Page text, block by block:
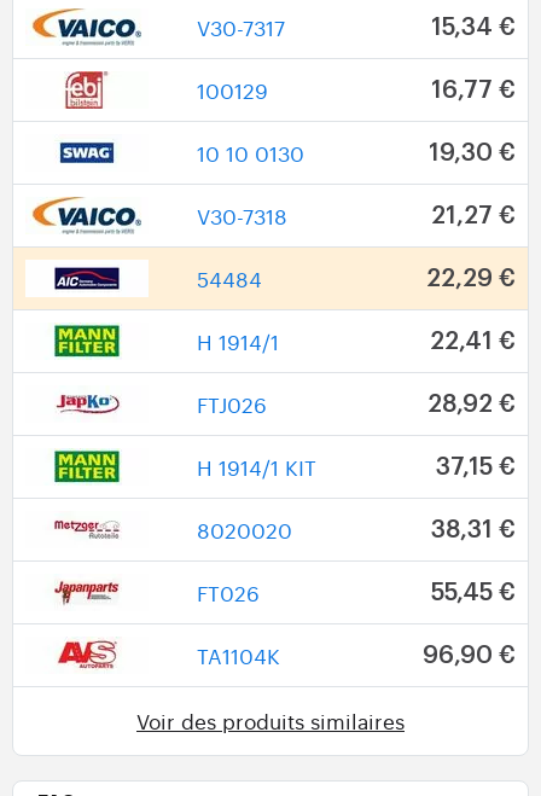
V30-7317 15,34 €
100129 16,77 €
10 10 0130 19,30 €
V30-7318 21,27 €
54484 22,29 €
H 1914/1 22,41 €
FTJ026 28,92 €
H 1914/1 KIT 37,15 €
8020020 38,31 €
FT026 55,45 €
TA1104K 96,90 €
Voir des produits similaires